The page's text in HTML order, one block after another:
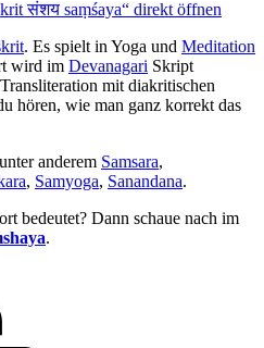
संशय saṃśaya“ direkt öffnen
. Es spielt in Yoga und Meditation
wird im Devanagari Skript
mit diakritischen
hören, wie man ganz korrekt das
anderem Samsara,
, Samyoga, Sanandana.
bedeutet? Dann schaue nach im
.